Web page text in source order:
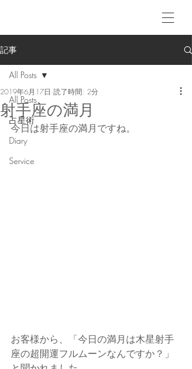
記事
All Posts
占星術
Diary
Service
All Posts
射手座の満月
2019年6月17日 読了時間: 2分
今日は射手座の満月ですね。
お客様から、「今日の満月は木星射手
座の超開運フルムーンなんですか？」